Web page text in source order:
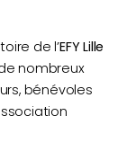
de l’EFY Lille
nombreux
bénévoles